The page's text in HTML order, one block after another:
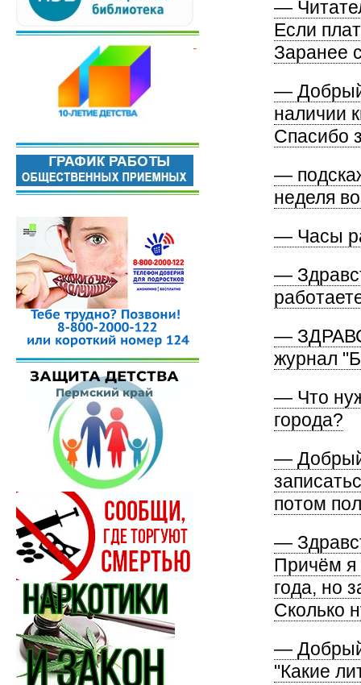
—
Если
Заранее
— Добрый
наличии
Спасибо
—
неделя
— Часы
—
—
журнал
— Что
города?
— Добрый
потом
—
Причём я
года, но
Сколько
— Добрый
"Какие